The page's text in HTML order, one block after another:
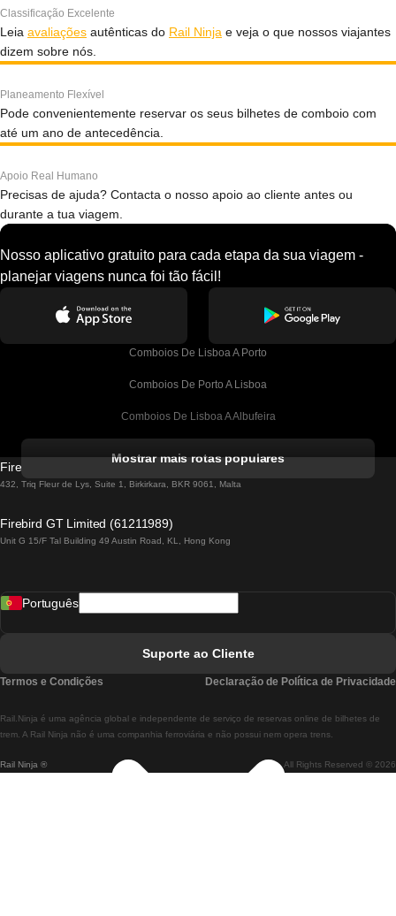
Classificação Excelente
Leia avaliações autênticas do Rail Ninja e veja o que nossos viajantes
dizem sobre nós.
Planeamento Flexível
Pode convenientemente reservar os seus bilhetes de comboio com
até um ano de antecedência.
Apoio Real Humano
Precisas de ajuda? Contacta o nosso apoio ao cliente antes ou
durante a tua viagem.
Nosso aplicativo gratuito para cada etapa da sua viagem -
planejar viagens nunca foi tão fácil!
Comboios De Lisboa A Porto
Comboios De Porto A Lisboa
Comboios De Lisboa A Albufeira
Comboios De Lisboa A Lagos
Comboios De Lisboa A Madrid
Comboios De Lisboa A Braga
Comboios De Braga A Lisboa
Mostrar mais rotas populares
Firebird GT Limited (OC 1451)
432, Triq Fleur de Lys, Suite 1, Birkirkara, BKR 9061, Malta
Firebird GT Limited (61211989)
Unit G 15/F Tal Building 49 Austin Road, KL, Hong Kong
Rail Ninja ® All Rights Reserved © 2026
Rail.Ninja é uma agência global e independente de serviço de reservas online de bilhetes de
trem. A Rail Ninja não é uma companhia ferroviária e não possui nem opera trens.
Português
Suporte ao Cliente
Termos e Condições Declaração de Política de Privacidade